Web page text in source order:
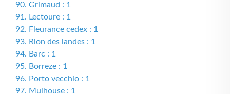
90. Grimaud : 1
91. Lectoure : 1
92. Fleurance cedex : 1
93. Rion des landes : 1
94. Barc : 1
95. Borreze : 1
96. Porto vecchio : 1
97. Mulhouse : 1